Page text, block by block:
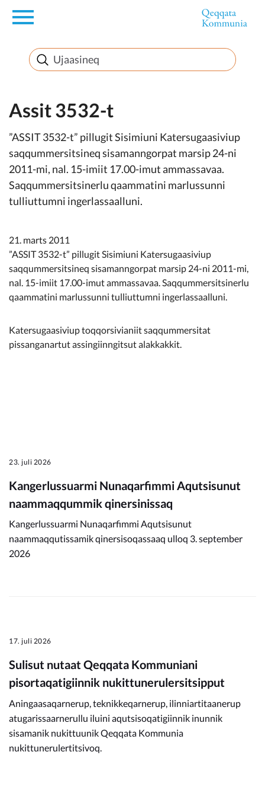
en
Innuttaasunut
Inuussutissarsiorneq
Politikki
Takornariat
Imminut sullinneq
Kommunimi pilersaarut
Assit 3532-t
”ASSIT 3532-t” pillugit Sisimiuni Katersugaasiviup
saqqummersitsineq sisamanngorpat marsip 24-ni
2011-mi, nal. 15-imiit 17.00-imut ammassavaa.
Saqqummersitsinerlu qaammatini marlussunni
tulliuttumni ingerlassaalluni.
21. marts 2011
”ASSIT 3532-t” pillugit Sisimiuni Katersugaasiviup
saqqummersitsineq sisamanngorpat marsip 24-ni 2011-mi,
nal. 15-imiit 17.00-imut ammassavaa. Saqqummersitsinerlu
qaammatini marlussunni tulliuttumni ingerlassaalluni.
Katersugaasiviup toqqorsivianiit saqqummersitat
pissanganartut assingiinngitsut alakkakkit.
23. juli 2026
Kangerlussuarmi Nunaqarfimmi Aqutsisunut
naammaqqummik qinersinissaq
Kangerlussuarmi Nunaqarfimmi Aqutsisunut
naammaqqutissamik qinersisoqassaaq ulloq 3. september
2026
17. juli 2026
Sulisut nutaat Qeqqata Kommuniani
pisortaqatigiinnik nukittunerulersitsipput
Aningaasaqarnerup, teknikkeqarnerup, ilinniartitaanerup
atugarissaarnerullu iluini aqutsisoqatigiinnik inunnik
sisamanik nukittuunik Qeqqata Kommunia
nukittunerulertitsivoq.